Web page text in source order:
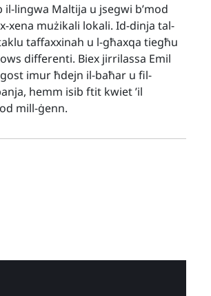
il-lingwa Maltija u jsegwi b’mod
xena mużikali lokali. Id-dinja tal-
taffaxxinah u l-għaxqa tiegħu
differenti. Biex jirrilassa Emil
imur ħdejn il-baħar u fil-
hemm isib ftit kwiet ’il
mill-ġenn.